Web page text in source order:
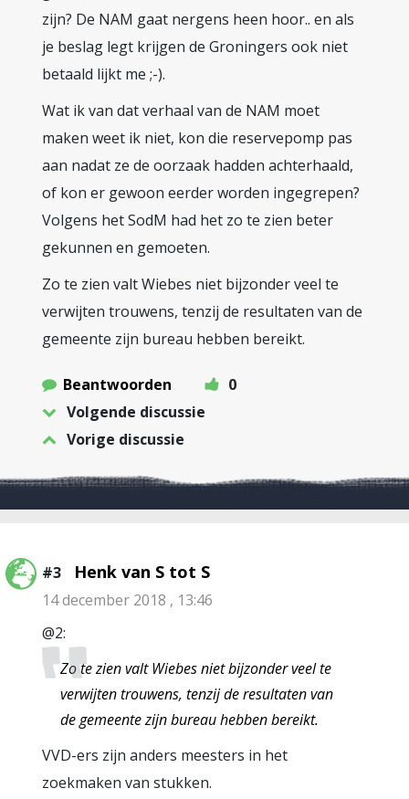
zijn? De NAM gaat nergens heen hoor.. en als
je beslag legt krijgen de Groningers ook niet
betaald lijkt me ;-).
Wat ik van dat verhaal van de NAM moet
maken weet ik niet, kon die reservepomp pas
aan nadat ze de oorzaak hadden achterhaald,
of kon er gewoon eerder worden ingegrepen?
Volgens het SodM had het zo te zien beter
gekunnen en gemoeten.
Zo te zien valt Wiebes niet bijzonder veel te
verwijten trouwens, tenzij de resultaten van de
gemeente zijn bureau hebben bereikt.
Beantwoorden
0
Volgende discussie
Vorige discussie
#3 Henk van S tot S
14 december 2018 , 13:46
@2:
Zo te zien valt Wiebes niet bijzonder veel te
verwijten trouwens, tenzij de resultaten van
de gemeente zijn bureau hebben bereikt.
VVD-ers zijn anders meesters in het
zoekmaken van stukken.